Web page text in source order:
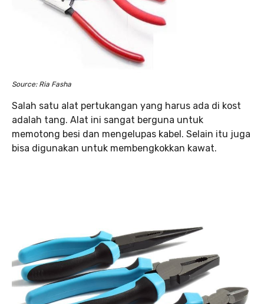
Source: Ria Fasha
Salah satu alat pertukangan yang harus ada di kost
adalah tang. Alat ini sangat berguna untuk
memotong besi dan mengelupas kabel. Selain itu juga
bisa digunakan untuk membengkokkan kawat.